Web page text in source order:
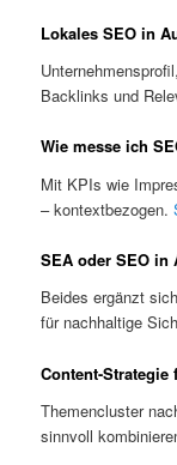
Lokales SEO in
Backlinks und
Wie messe ich
Mit KPIs wie
– kontextbezogen.
SEA oder SEO in
Beides ergänzt
für nachhaltige
Content-Strategie
Themencluster
sinnvoll